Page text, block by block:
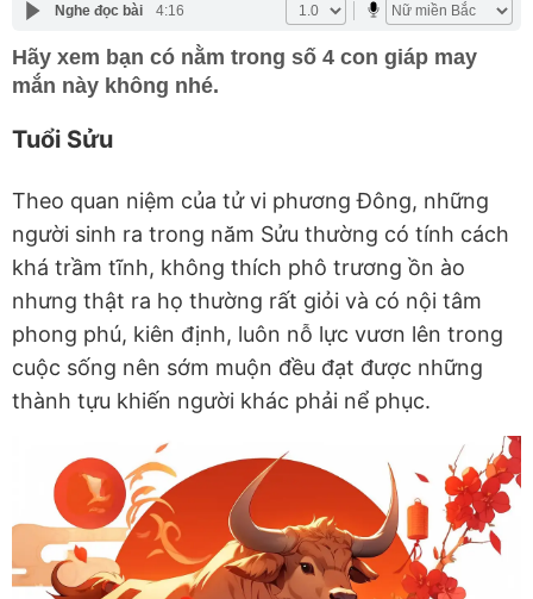
Nghe đọc bài 4:16
Hãy xem bạn có nằm trong số 4 con giáp may
mắn này không nhé.
Tuổi Sửu
Theo quan niệm của tử vi phương Đông, những
người sinh ra trong năm Sửu thường có tính cách
khá trầm tĩnh, không thích phô trương ồn ào
nhưng thật ra họ thường rất giỏi và có nội tâm
phong phú, kiên định, luôn nỗ lực vươn lên trong
cuộc sống nên sớm muộn đều đạt được những
thành tựu khiến người khác phải nể phục.